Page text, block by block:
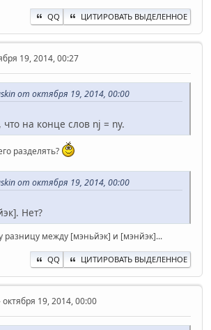
QQ ЦИТИРОВАТЬ ВЫДЕЛЕННОЕ
19, 2014, 00:27
от октября 19, 2014, 00:00
что на конце слов nj = ny.
разделять?
от октября 19, 2014, 00:00
Нет?
разницу между [мэньйэк] и [мэнйэк]...
QQ ЦИТИРОВАТЬ ВЫДЕЛЕННОЕ
октября 19, 2014, 00:00